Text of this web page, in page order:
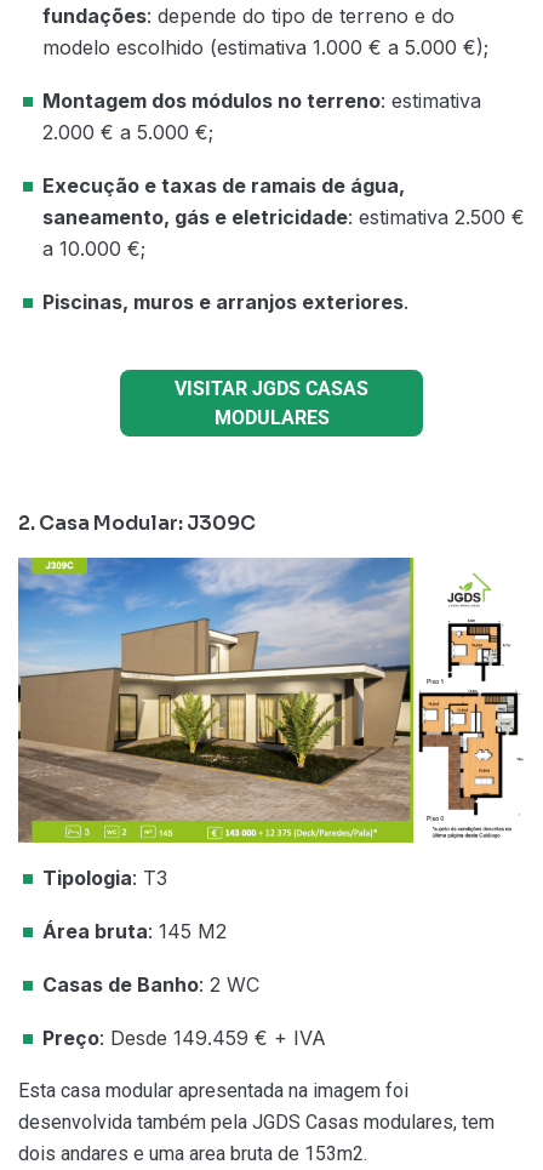
fundações: depende do tipo de terreno e do
modelo escolhido (estimativa 1.000 € a 5.000 €);
Montagem dos módulos no terreno: estimativa
2.000 € a 5.000 €;
Execução e taxas de ramais de água,
saneamento, gás e eletricidade: estimativa 2.500 €
a 10.000 €;
Piscinas, muros e arranjos exteriores.
VISITAR JGDS CASAS
MODULARES
2. Casa Modular: J309C
Tipologia: T3
Área bruta: 145 M2
Casas de Banho: 2 WC
Preço: Desde 149.459 € + IVA
Esta casa modular apresentada na imagem foi
desenvolvida também pela JGDS Casas modulares, tem
dois andares e uma area bruta de 153m2.